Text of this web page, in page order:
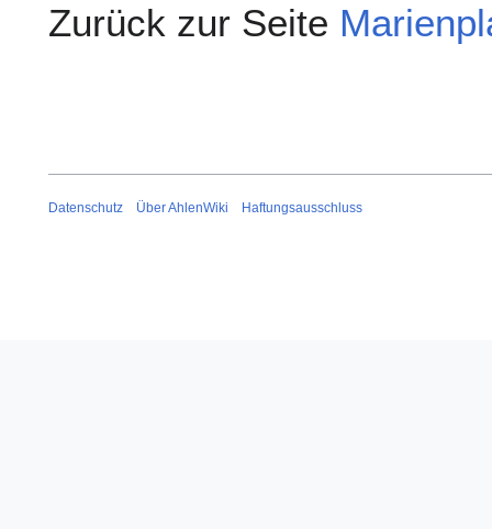
Zurück zur Seite
Datenschutz Über AhlenWiki Haftungsausschluss